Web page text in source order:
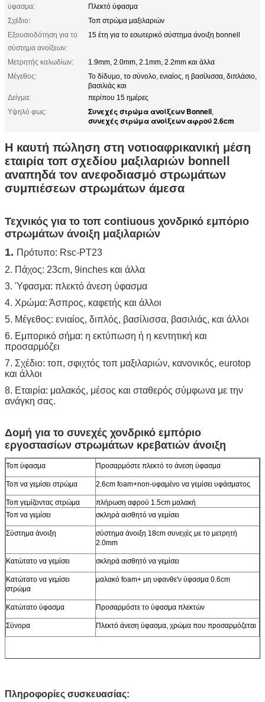
ύφασμα:
Πλεκτό ύφασμα
Σχέδιο:
Τοπ στρώμα μαξιλαριών
Εξουσιοδότηση για το
σύστημα ανοίξεων:
15 έτη για το εσωτερικό σύστημα άνοιξη bonnell
Μετρητής καλωδίων:
1.9mm, 2.0mm, 2.1mm, 2.2mm και άλλα
Μέγεθος:
Το δίδυμο, το σύνολο, ενιαίος, η βασίλισσα, διπλάσιο,
βασιλιάς και
Δείγμα:
περίπου 15 ημέρες
Υψηλό φως:
Συνεχές στρώμα ανοίξεων Bonnell,
συνεχές στρώμα ανοίξεων αφρού 2.6cm
Η καυτή πώληση στη νοτιοαφρικανική μέση
εταιρία τοπ σχεδίου μαξιλαριών bonnell
αναπηδά τον ανεφοδιασμό στρωμάτων
συμπιέσεων στρωμάτων άμεσα
Τεχνικός για το τοπ contiuous χονδρικό εμπόριο
στρωμάτων άνοιξη μαξιλαριών
1. Πρότυπο: Rsc-PT23
2. Πάχος: 23cm, 9inches και άλλα
3. Ύφασμα: πλεκτό άνεση ύφασμα
4. Χρώμα: Άσπρος, καφετής και άλλοι
5. Μέγεθος: ενιαίος, διπλός, βασίλισσα, βασιλιάς, και άλλοι
6. Εμπορικό σήμα: η εκτύπωση ή η κεντητική και
προσαρμόζει
7. Σχέδιο: τοπ, σφιχτός τοπ μαξιλαριών, κανονικός, eurotop
και άλλοι
8. Εταιρία: μαλακός, μέσος και σταθερός σύμφωνα με την
ανάγκη σας.
Δομή για το συνεχές χονδρικό εμπόριο
εργοστασίων στρωμάτων κρεβατιών άνοιξη
Τοπ ύφασμα Προσαρμόστε πλεκτό το άνεση ύφασμα
Τοπ να γεμίσει στρώμα 2.6cm foam+non-υφαμένο να γεμίσει υφάσματος
Τοπ γεμίζοντας στρώμα
πλήρωση αφρού 1.5cm μαλακή
Τοπ να γεμίσει
σκληρά αισθητό να γεμίσει
Σύστημα άνοιξη
σύστημα άνοιξη 18cm συνεχές με το μετρητή
2.0mm
Κατώτατο να γεμίσει σκληρά αισθητό να γεμίσει
Κατώτατο να γεμίσει
στρώμα
μαλακό foam+ μη υφανθε'ν ύφασμα 0.6cm
Κατώτατο ύφασμα Προσαρμόστε το ύφασμα πλεκτών
Σύνορα Πλεκτό άνεση ύφασμα, χρώμα που προσαρμόζεται
Πληροφορίες συσκευασίας: